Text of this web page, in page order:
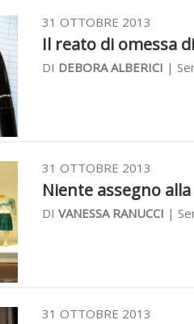
31 OTTOBRE 2013
Il reato di omessa
DI DEBORA ALBERICI |
31 OTTOBRE 2013
Niente assegno
DI VANESSA RANUCCI |
31 OTTOBRE 2013